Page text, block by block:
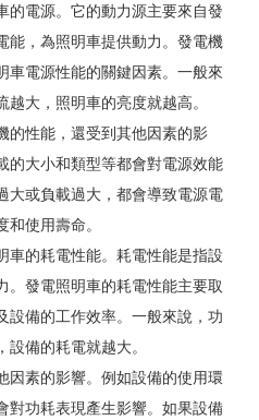
的電源。它的動力源主要來自發
能，為照明車提供動力。發電機
車電源性能的關鍵因素。一般來
大，照明車的亮度就越高。
的性能，還受到其他因素的影
的大小和類型等都會對電源效能
大或負載過大，都會導致電源電
使用壽命。
車的耗電性能。耗電性能是指設
。發電照明車的耗電性能主要取
設備的工作效率。一般來說，功
備的耗電就越大。
因素的影響。例如設備的使用環
對功耗表現產生影響。如果設備